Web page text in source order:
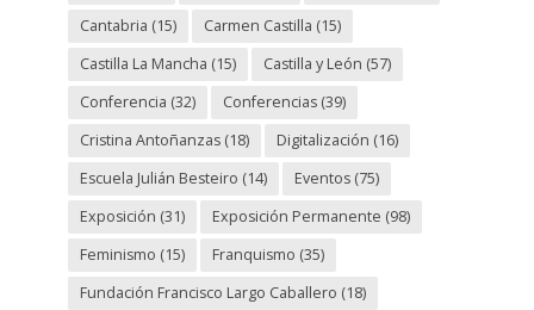
Cantabria (15) Carmen Castilla (15)
Castilla La Mancha (15) Castilla y León (57)
Conferencia (32) Conferencias(39)
Cristina Antoñanzas(18) Digitalización (16)
Escuela Julián Besteiro (14) Eventos(75)
Exposición (31) Exposición Permanente (98)
Feminismo (15) Franquismo (35)
Fundación Francisco Largo Caballero (18)